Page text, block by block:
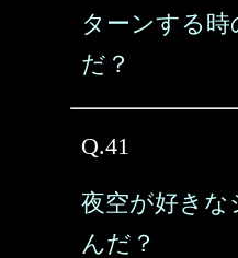
ターンする
だ？
Q.41
夜空が好きな
んだ？